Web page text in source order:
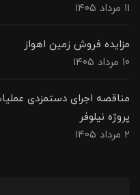
۱۱ مرداد ۱۴۰۵
مزایده فروش زمین اهواز
۱۰ مرداد ۱۴۰۵
مناقصه اجرای دستمزدی
پروژه نیلوفر
۲ مرداد ۱۴۰۵